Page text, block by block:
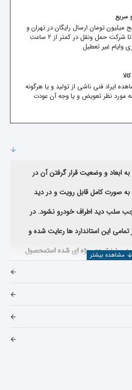
سریع
میلیون تومان ارسال رایگان در تهران و
شهرستان ها تا شرکت حمل ونقل در کمتر از 2 ساعت
وایام غیر تعطیل
ایراد فنی ناشی از تولید و یا هرگونه
مورد نظر تعویض و یا وجه آن عودت
ابعاد و وضعیت قرار گرفتن آن در
صورت کامل قابل رویت و در دید
سلب دید اطراف خودرو نشود. در
بغل ام وی ام 315 نیز تمامی این استاندارد ها رعایت شده و
نیز توجه ویژه ای شده استمحصول
پارت با توجه به استانداردهای
ساز از نظر استاندارد های
توزیع آن اقدام نموده است .
همچنین قیمت آینه بغل ام وی ام 315 که از این فروشگاه تهیه می